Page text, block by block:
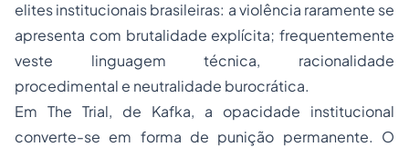
elites institucionais brasileiras: a violência raramente se
apresenta com brutalidade explícita; frequentemente
veste linguagem técnica, racionalidade
procedimental e neutralidade burocrática.
Em The Trial, de Kafka, a opacidade institucional
converte-se em forma de punição permanente. O